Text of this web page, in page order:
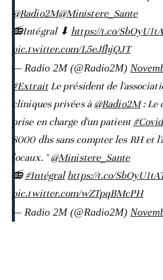
@Radio2M@Ministere_Sante
📻Intégral ⬇https://t.co/
pic.twitter.com/L5eJfhjQJT
— Radio 2M (@Radio2M)
#ExtraitLe président de
cliniques privées à@Radio2M: Le
prise en charge d'un patient
8000 dhs sans compter les RH et
locaux. "@Ministere_Sante
📻#Intégralhttps://t.co/
pic.twitter.com/wZTpqBMcPH
— Radio 2M (@Radio2M)